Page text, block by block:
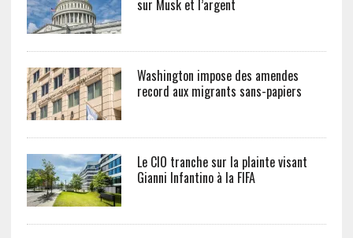
sur Musk et l’argent
Washington impose des amendes
record aux migrants sans-papiers
Le CIO tranche sur la plainte visant
Gianni Infantino à la FIFA